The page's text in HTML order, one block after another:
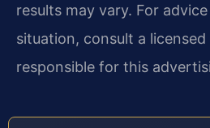
results may vary. For
situation, consult a
responsible for this